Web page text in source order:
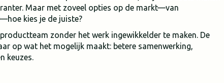
Maar met zoveel opties op de markt—van
kies je de juiste?
zonder het werk ingewikkelder te maken. De
op wat het mogelijk maakt: betere samenwerking,
keuzes.